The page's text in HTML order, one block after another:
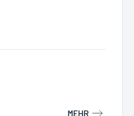
MEHR